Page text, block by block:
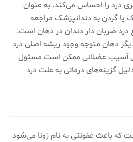
درد را احساس می‌کند. به عنوان
یا گردن به دندانپزشک مراجعه
درد ضربان دار دندان در دهان است.
دهان متوجه وجود ریشه اصلی درد
آسیب عضلانی ممکن است مسئول
گزینه‌های درمانی به علت درد
باعث عفونتی به نام زونا می‌شود